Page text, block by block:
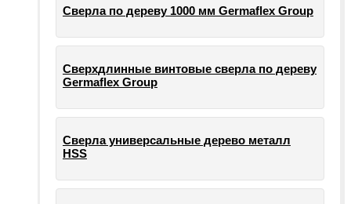
Сверла по дереву 1000 мм Germaflex Group
Сверхдлинные винтовые сверла по дереву
Germaflex Group
Сверла универсальные дерево металл
HSS